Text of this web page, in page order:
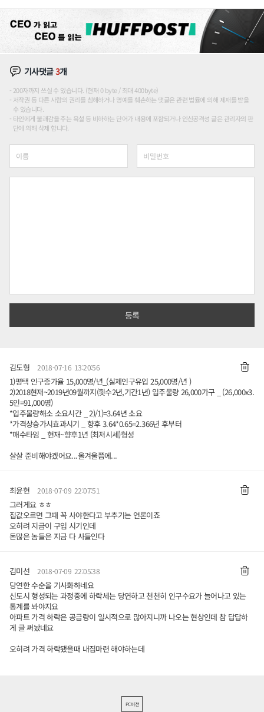
기사댓글3개
200자까지 쓰실 수 있습니다. (현재 0 byte / 최대 400byte)
저작권 등 다른 사람의 권리를 침해하거나 명예를 훼손하는 댓글은 관련 법률에 의해 제재를 받을
수 있습니다.
타인에게 불쾌감을 주는 욕설 등 비하하는 단어가 내용에 포함되거나 인신공격성 글은 관리자의 판
단에 의해 삭제 합니다.
김도형 2018-07-16 13:20:56
1)평택 인구증가율 15,000명/년_(실제인구유입 25,000명/년 )
2)2018현재~2019년09월까지(횟수2년,기간1년) 입주물량 26,000가구 _ (26,000x3.
5인=91,000명)
*입주물량해소 소요시간 _ 2)/1)=3.64년 소요
*가격상승가시효과시기 _ 향후 3.64*0.65=2.366년 후부터
*매수타임 _ 현재~향후1년 (최저시세)형성
살살 준비해야겠어요...올겨울쯤에...
최윤현 2018-07-09 22:07:51
그러게요 ㅎㅎ
집값오르면 그때 꼭 사야한다고 부추기는 언론이죠
오히려 지금이 구입 시기인데
돈많은 놈들은 지금 다 사들인다
김미선 2018-07-09 22:05:38
당연한 수순을 기사화하네요
신도시 형성되는 과정중에 하락세는 당연하고 천천히 인구수요가 늘어나고 있는
통계를 봐야지요
아파트 가격 하락은 공급량이 일시적으로 많아지니까 나오는 현상인데 참 답답하
게 글 써놨네요
오히려 가격 하락됐을때 내집마련 해야하는데
PC버전